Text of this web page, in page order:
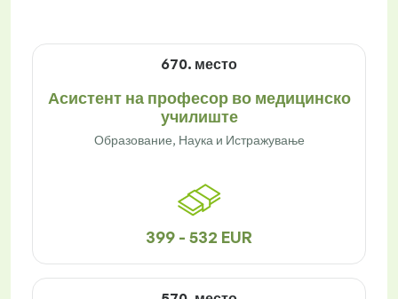
670. место
Асистент на професор во медицинско
училиште
Образование, Наука и Истражување
399 - 532 EUR